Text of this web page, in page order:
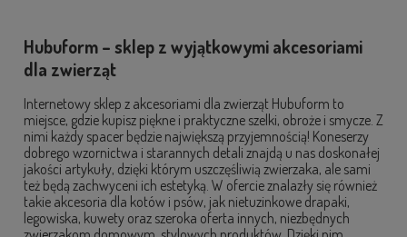
Hubuform – sklep z wyjątkowymi akcesoriami
dla zwierząt
Internetowy sklep z akcesoriami dla zwierząt Hubuform to
miejsce, gdzie kupisz piękne i praktyczne szelki, obroże i smycze. Z
nimi każdy spacer będzie największą przyjemnością! Koneserzy
dobrego wzornictwa i starannych detali znajdą u nas doskonałej
jakości artykuły, dzięki którym uszczęśliwią zwierzaka, ale sami
też będą zachwyceni ich estetyką. W ofercie znalazły się również
takie akcesoria dla kotów i psów, jak nietuzinkowe drapaki,
legowiska, kuwety oraz szeroka oferta innych, niezbędnych